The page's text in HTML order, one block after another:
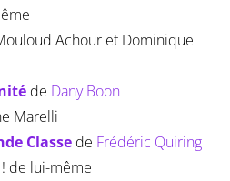
Achour et Dominique
de Dany Boon
Marelli
Classede Frédéric Quiring
de lui-même